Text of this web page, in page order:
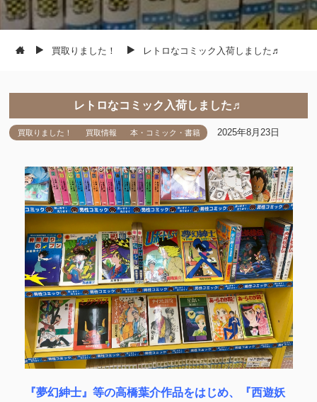
買取りました！ レトロなコミック入荷しました♬
レトロなコミック入荷しました♬
買取りました！ 買取情報 本・コミック・書籍 2025年8月23日
『夢幻紳士』等の高橋葉介作品をはじめ、『西遊妖